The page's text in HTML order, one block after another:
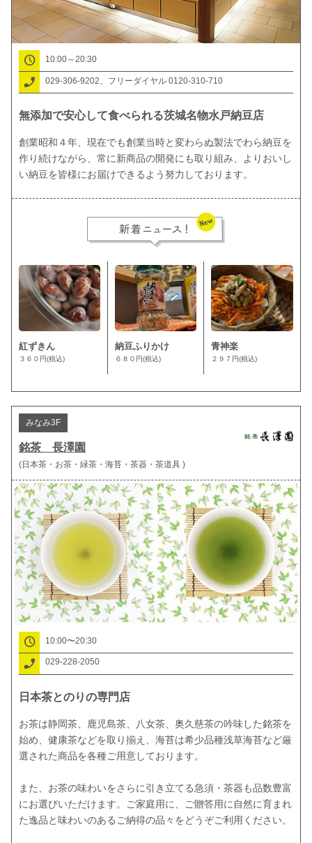
10:00～20:30
029-306-9202、フリーダイヤル 0120-310-710
無添加で安心して食べられる茨城名物水戸納豆店
創業昭和４年、現在でも創業当時と変わらぬ製法でわら納豆を
作り続けながら、常に新商品の開発にも取り組み、よりおいし
い納豆を皆様にお届けできるよう努力しております。
紅ずきん
３６０円(税込)
納豆ふりかけ
６８０円(税込)
青神楽
２９７円(税込)
みなみ3F
銘茶 長澤園
(日本茶・お茶・緑茶・海苔・茶器・茶道具 )
10:00〜20:30
029-228-2050
日本茶とのりの専門店
お茶は静岡茶、鹿児島茶、八女茶、奥久慈茶の吟味した銘茶を
始め、健康茶などを取り揃え、海苔は希少品種浅草海苔など厳
選された商品を各種ご用意しております。
また、お茶の味わいをさらに引き立てる急須・茶器も品数豊富
にお選びいただけます。ご家庭用に、ご贈答用に自然に育まれ
た逸品と味わいのあるご納得の品々をどうぞご利用ください。